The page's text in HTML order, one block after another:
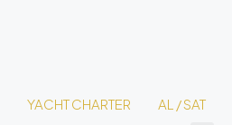
YACHT CHARTER AL / SAT